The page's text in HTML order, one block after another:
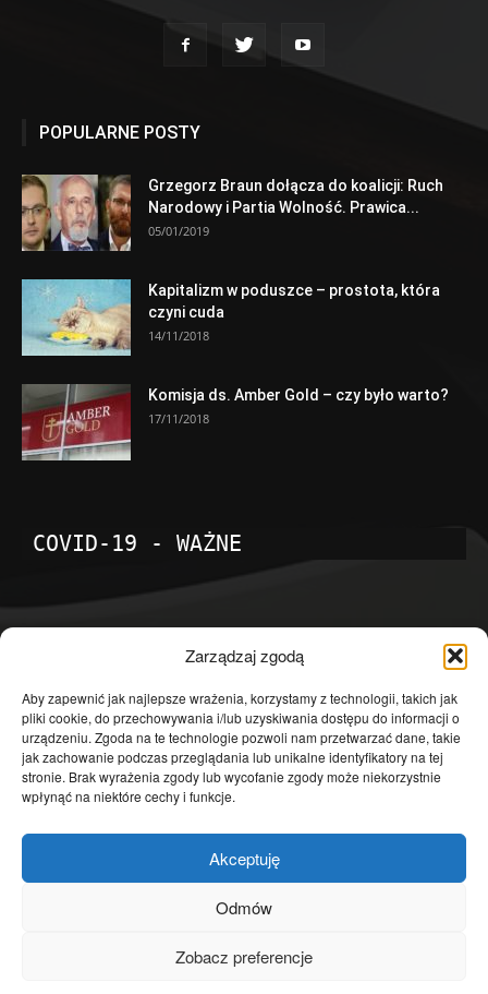
Zarządzaj zgodą
Aby zapewnić jak najlepsze wrażenia, korzystamy z technologii, takich jak
pliki cookie, do przechowywania i/lub uzyskiwania dostępu do informacji o
urządzeniu. Zgoda na te technologie pozwoli nam przetwarzać dane, takie
jak zachowanie podczas przeglądania lub unikalne identyfikatory na tej
stronie. Brak wyrażenia zgody lub wycofanie zgody może niekorzystnie
wpłynąć na niektóre cechy i funkcje.
Akceptuję
Odmów
Zobacz preferencje
POPULARNE POSTY
Grzegorz Braun dołącza do koalicji: Ruch
Narodowy i Partia Wolność. Prawica...
05/01/2019
Kapitalizm w poduszce – prostota, która
czyni cuda
14/11/2018
Komisja ds. Amber Gold – czy było warto?
17/11/2018
COVID-19 - WAŻNE
Temat dnia
4601
Publicystyka
4363
Polityka
3639
Polska
Społeczeństwo
2823